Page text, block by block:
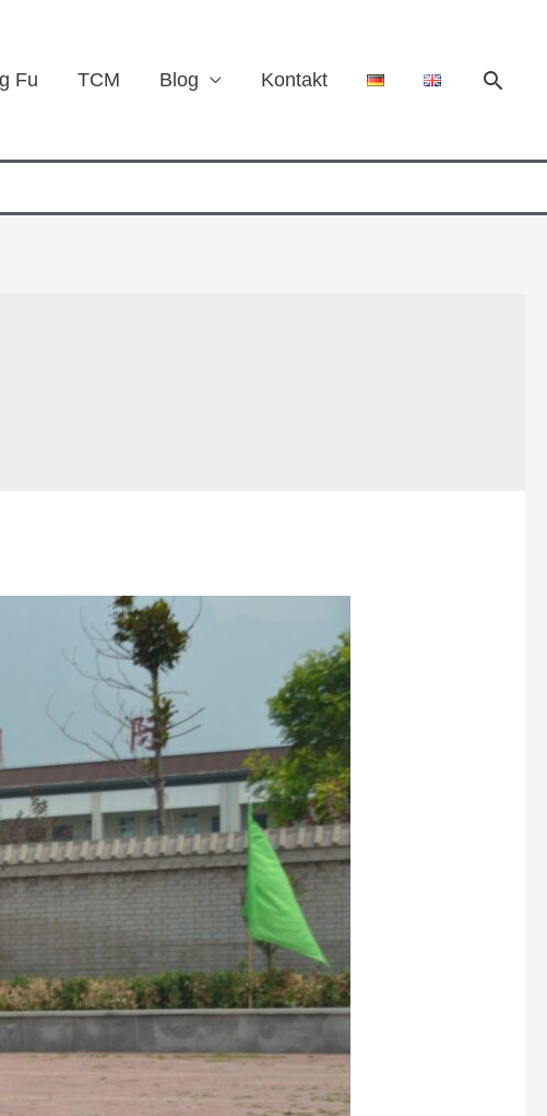
Fu TCM Blog Kontakt